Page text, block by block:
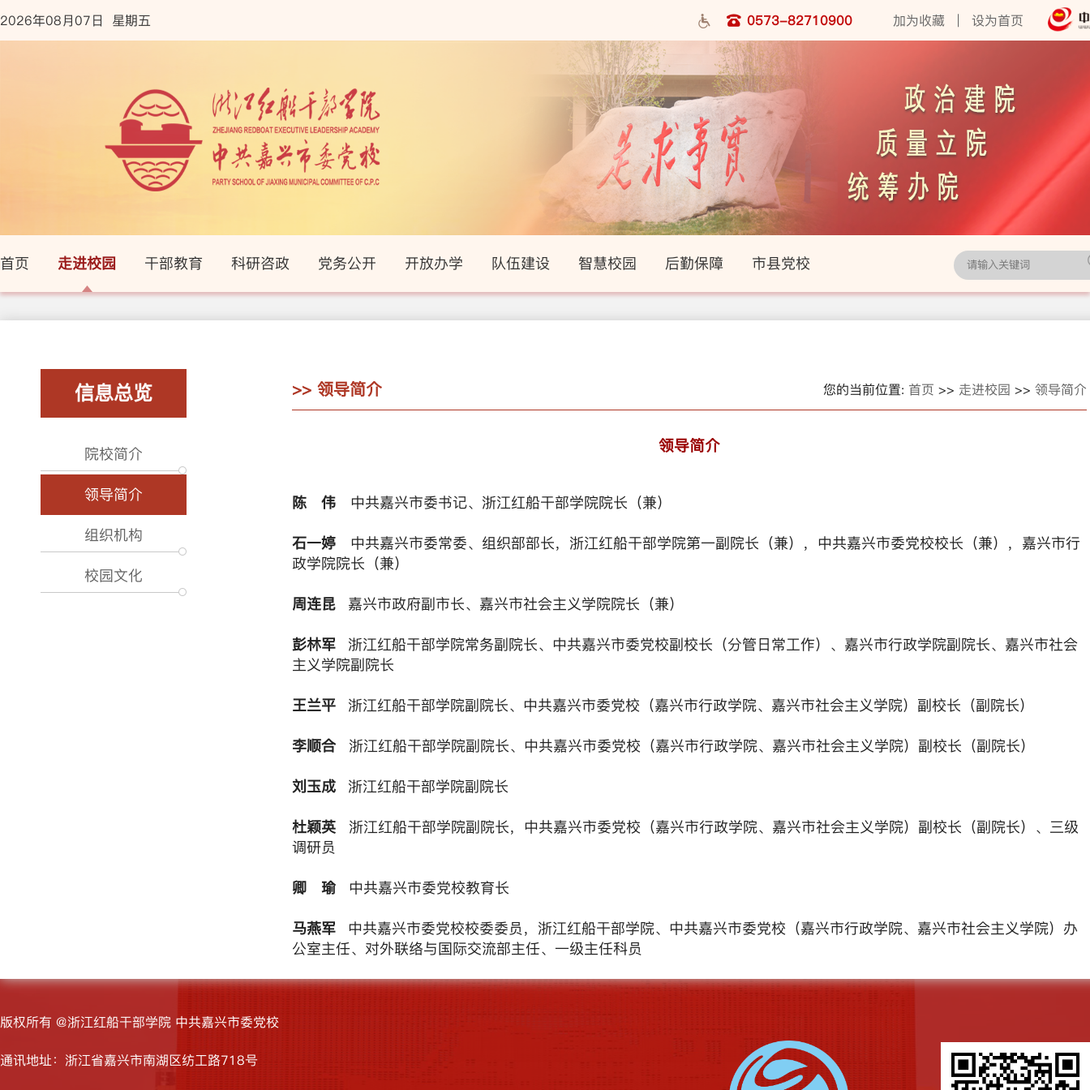
2026年08月07日 星期五 0573-82710900 加为收藏 | 设为首页
首页 走进校园 干部教育 科研咨政 党务公开 开放办学 队伍建设 智慧校园 后勤保障 市县党校
信息总览
院校简介
领导简介
组织机构
校园文化
>> 领导简介 您的当前位置: 首页 >> 走进校园 >> 领导简介
领导简介
陈 伟 中共嘉兴市委书记、浙江红船干部学院院长（兼）
石一婷
中共嘉兴市委常委、组织部部长，浙江红船干部学院第一副院长（兼），中共嘉兴市委党校校长（兼），嘉兴市行
政学院院长（兼）
周连昆
嘉兴市政府副市长、嘉兴市社会主义学院院长（兼）
彭林军
浙江红船干部学院常务副院长、中共嘉兴市委党校副校长（分管日常工作）、嘉兴市行政学院副院长、嘉兴市社会
主义学院副院长
王兰平
浙江红船干部学院副院长、中共嘉兴市委党校（嘉兴市行政学院、嘉兴市社会主义学院）副校长（副院长）
李顺合
浙江红船干部学院副院长、中共嘉兴市委党校（嘉兴市行政学院、嘉兴市社会主义学院）副校长（副院长）
刘玉成
浙江红船干部学院副院长
杜颖英
浙江红船干部学院副院长，中共嘉兴市委党校（嘉兴市行政学院、嘉兴市社会主义学院）副校长（副院长）、三级
调研员
卿 瑜
中共嘉兴市委党校教育长
马燕军
中共嘉兴市委党校校委委员，浙江红船干部学院、中共嘉兴市委党校 （嘉兴市行政学院、嘉兴市社会主义学院） 办
公室主任、对外联络与国际交流部主任、一级主任科员
版权所有 @浙江红船干部学院 中共嘉兴市委党校
通讯地址：浙江省嘉兴市南湖区纺工路718号